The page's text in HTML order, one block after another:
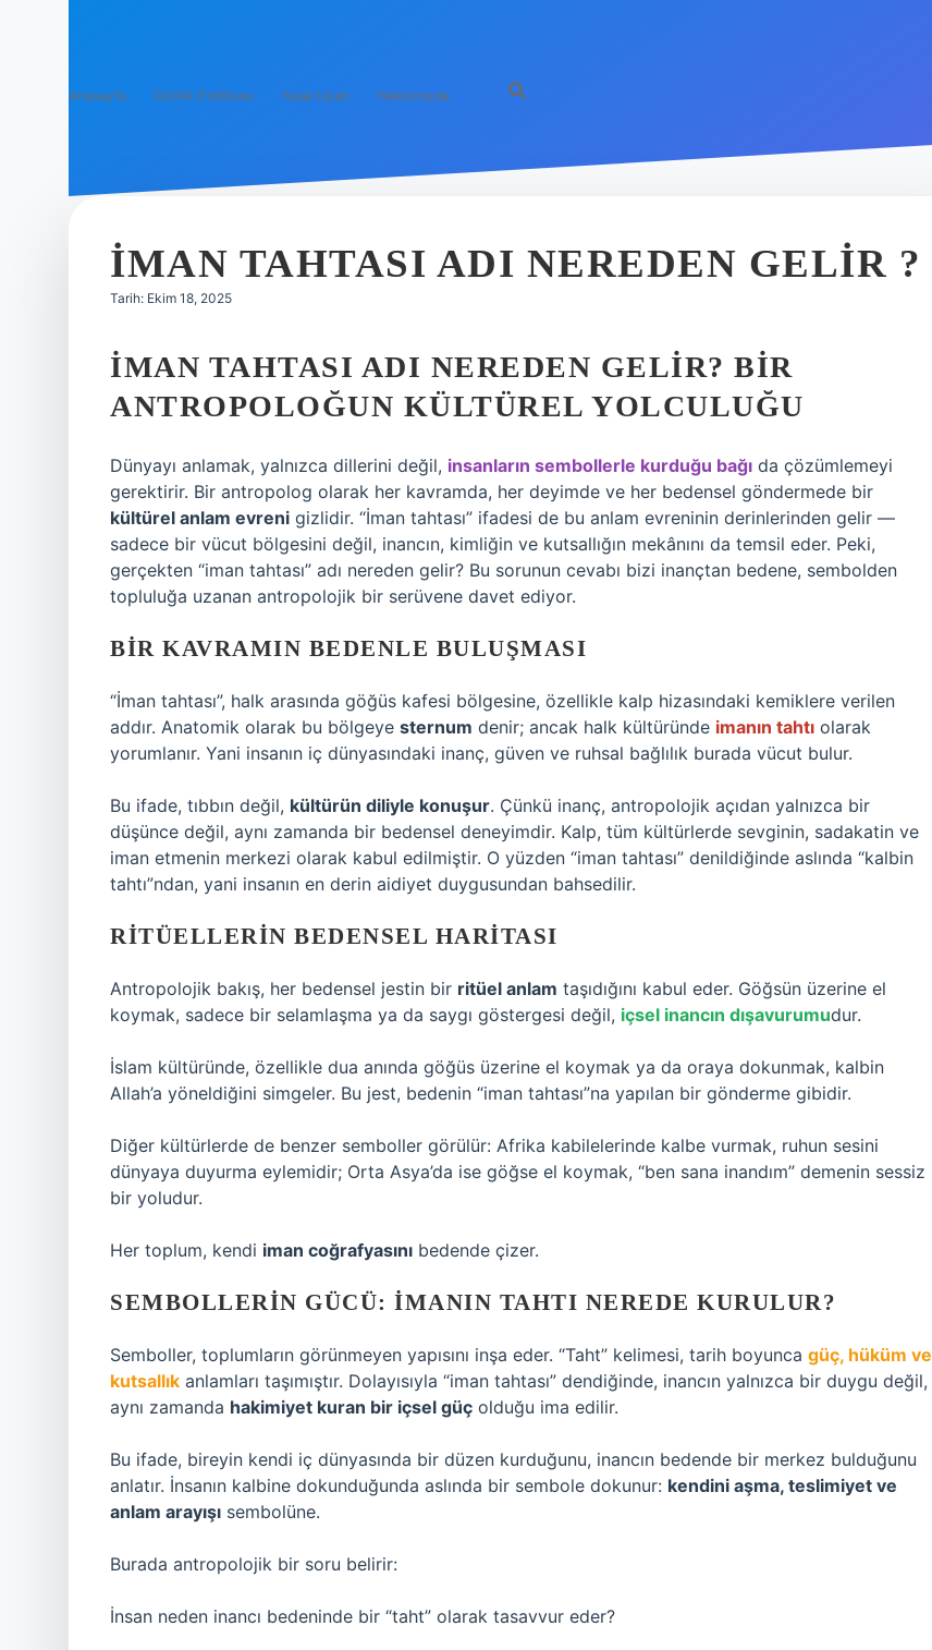
Anasayfa Gizlilik Politikası Yasal Uyarı Hakkımızda
İMAN TAHTASI ADI NEREDEN GELIR ?
Tarih: Ekim 18, 2025
İMAN TAHTASI ADI NEREDEN GELIR? BIR
ANTROPOLOĞUN KÜLTÜREL YOLCULUĞU
Dünyayı anlamak, yalnızca dillerini değil, insanların sembollerle kurduğu bağı da çözümlemeyi
gerektirir. Bir antropolog olarak her kavramda, her deyimde ve her bedensel göndermede bir
kültürel anlam evreni gizlidir. “İman tahtası” ifadesi de bu anlam evreninin derinlerinden gelir —
sadece bir vücut bölgesini değil, inancın, kimliğin ve kutsallığın mekânını da temsil eder. Peki,
gerçekten “iman tahtası” adı nereden gelir? Bu sorunun cevabı bizi inançtan bedene, sembolden
topluluğa uzanan antropolojik bir serüvene davet ediyor.
BIR KAVRAMIN BEDENLE BULUŞMASI
“İman tahtası”, halk arasında göğüs kafesi bölgesine, özellikle kalp hizasındaki kemiklere verilen
addır. Anatomik olarak bu bölgeye sternum denir; ancak halk kültüründe imanın tahtı olarak
yorumlanır. Yani insanın iç dünyasındaki inanç, güven ve ruhsal bağlılık burada vücut bulur.
Bu ifade, tıbbın değil, kültürün diliyle konuşur. Çünkü inanç, antropolojik açıdan yalnızca bir
düşünce değil, aynı zamanda bir bedensel deneyimdir. Kalp, tüm kültürlerde sevginin, sadakatin ve
iman etmenin merkezi olarak kabul edilmiştir. O yüzden “iman tahtası” denildiğinde aslında “kalbin
tahtı”ndan, yani insanın en derin aidiyet duygusundan bahsedilir.
RITÜELLERIN BEDENSEL HARITASI
Antropolojik bakış, her bedensel jestin bir ritüel anlam taşıdığını kabul eder. Göğsün üzerine el
koymak, sadece bir selamlaşma ya da saygı göstergesi değil, içsel inancın dışavurumudur.
İslam kültüründe, özellikle dua anında göğüs üzerine el koymak ya da oraya dokunmak, kalbin
Allah’a yöneldiğini simgeler. Bu jest, bedenin “iman tahtası”na yapılan bir gönderme gibidir.
Diğer kültürlerde de benzer semboller görülür: Afrika kabilelerinde kalbe vurmak, ruhun sesini
dünyaya duyurma eylemidir; Orta Asya’da ise göğse el koymak, “ben sana inandım” demenin sessiz
bir yoludur.
Her toplum, kendi iman coğrafyasını bedende çizer.
SEMBOLLERIN GÜCÜ: İMANIN TAHTI NEREDE KURULUR?
Semboller, toplumların görünmeyen yapısını inşa eder. “Taht” kelimesi, tarih boyunca güç, hüküm ve
kutsallık anlamları taşımıştır. Dolayısıyla “iman tahtası” dendiğinde, inancın yalnızca bir duygu değil,
aynı zamanda hakimiyet kuran bir içsel güç olduğu ima edilir.
Bu ifade, bireyin kendi iç dünyasında bir düzen kurduğunu, inancın bedende bir merkez bulduğunu
anlatır. İnsanın kalbine dokunduğunda aslında bir sembole dokunur: kendini aşma, teslimiyet ve
anlam arayışı sembolüne.
Burada antropolojik bir soru belirir:
İnsan neden inancı bedeninde bir “taht” olarak tasavvur eder?